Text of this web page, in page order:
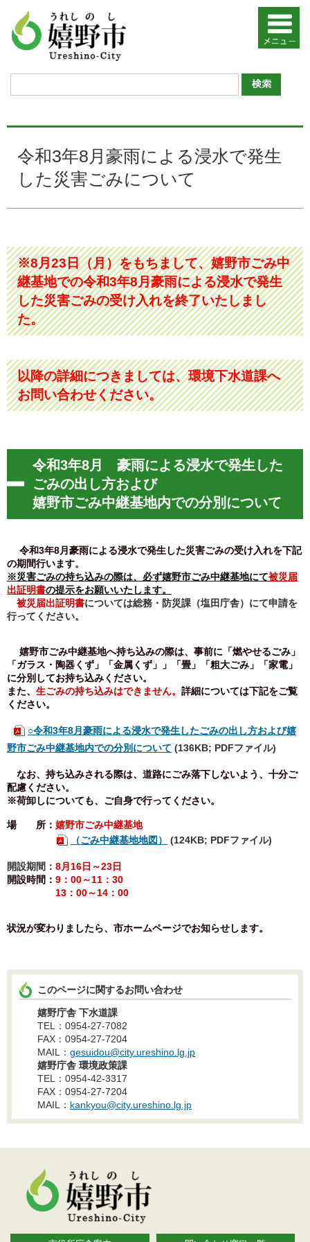
令和3年8月豪雨による浸水で発生
した災害ごみについて
※8月23日（月）をもちまして、嬉野市ごみ中
継基地での令和3年8月豪雨による浸水で発生
した災害ごみの受け入れを終了いたしまし
た。
以降の詳細につきましては、環境下水道課へ
お問い合わせください。
令和3年8月 豪雨による浸水で発生した
ごみの出し方および
嬉野市ごみ中継基地内での分別について
令和3年8月豪雨による浸水で発生した災害ごみの受け入れを下記
の期間行います。
※災害ごみの持ち込みの際は、必ず嬉野市ごみ中継基地にて被災届
出証明書の提示をお願いいたします。
被災届出証明書については総務・防災課（塩田庁舎）にて申請を
行ってください。
嬉野市ごみ中継基地へ持ち込みの際は、事前に「燃やせるごみ」
「ガラス・陶器くず」「金属くず」」「畳」「粗大ごみ」「家電」
に分別してお持ち込みください。
また、 生ごみの持ち込みはできません。 詳細については下記をご覧
ください。
○令和3年8月豪雨による浸水で発生したごみの出し方および嬉
野市ごみ中継基地内での分別について (136KB; PDFファイル)
なお、持ち込みされる際は、道路にごみ落下しないよう、十分ご
配慮ください。
※荷卸しについても、ご自身で行ってください。
場 所： 嬉野市ごみ中継基地
（ごみ中継基地地図）
(124KB; PDFファイル)
開設期間： 8月16日～23日
開設時間： 9：00～11：30
13：00～14：00
状況が変わりましたら、市ホームページでお知らせします。
このページに関するお問い合わせ
嬉野庁舎 下水道課
TEL：0954-27-7082
FAX：0954-27-7204
MAIL： gesuidou@city.ureshino.lg.jp
嬉野庁舎 環境政策課
TEL：0954-42-3317
FAX：0954-27-7204
MAIL： kankyou@city.ureshino.lg.jp